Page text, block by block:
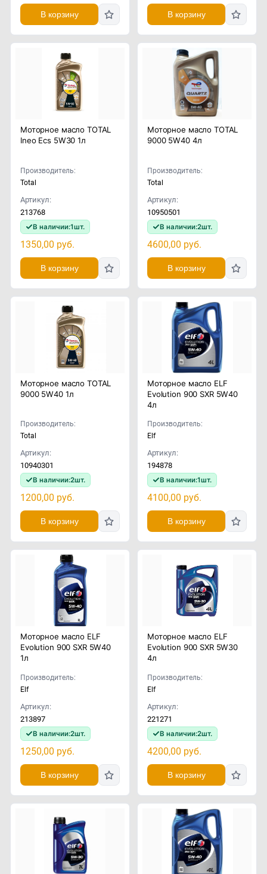
В корзину В корзину
Моторное масло TOTAL
Ineo Ecs 5W30 1л
Производитель:
Total
Артикул:
213768
В наличии:1шт.
1350,00 руб.
В корзину
Моторное масло TOTAL
9000 5W40 4л
Производитель:
Total
Артикул:
10950501
В наличии:2шт.
4600,00 руб.
В корзину
Моторное масло TOTAL
9000 5W40 1л
Производитель:
Total
Артикул:
10940301
В наличии:2шт.
1200,00 руб.
В корзину
Моторное масло ELF
Evolution 900 SXR 5W40
4л
Производитель:
Elf
Артикул:
194878
В наличии:1шт.
4100,00 руб.
В корзину
Моторное масло ELF
Evolution 900 SXR 5W40
1л
Производитель:
Elf
Артикул:
213897
В наличии:2шт.
1250,00 руб.
В корзину
Моторное масло ELF
Evolution 900 SXR 5W30
4л
Производитель:
Elf
Артикул:
221271
В наличии:2шт.
4200,00 руб.
В корзину